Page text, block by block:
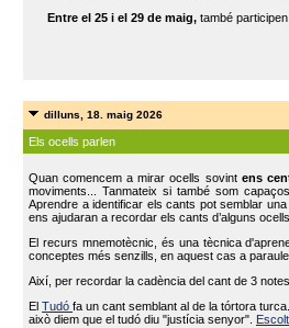
Entre el 25 i el 29 de maig, també
dilluns, 18. maig 2026
Els ocells parlen
Quan comencem a mirar ocells sovint ens
moviments... Tanmateix si també som
Aprendre a identificar els cants pot semblar
ens ajudaran a recordar els cants d’alguns
El recurs mnemotècnic, és una tècnica
conceptes més senzills, en aquest cas a
Així, per recordar la cadència del cant de 3
ElTudófa un cant semblant al de la tórtora
això diem que el tudó diu "justícia senyor".